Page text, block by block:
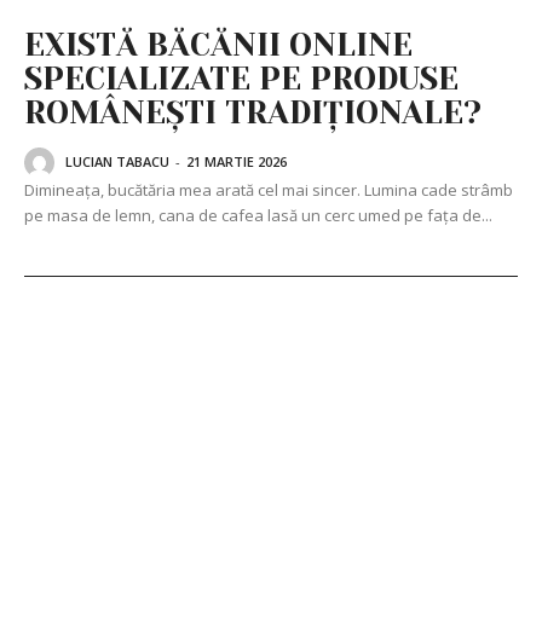
EXISTĂ BĂCĂNII ONLINE
SPECIALIZATE PE PRODUSE
ROMÂNEȘTI TRADIȚIONALE?
LUCIAN TABACU - 21 MARTIE 2026
Dimineața, bucătăria mea arată cel mai sincer. Lumina cade strâmb
pe masa de lemn, cana de cafea lasă un cerc umed pe fața de...